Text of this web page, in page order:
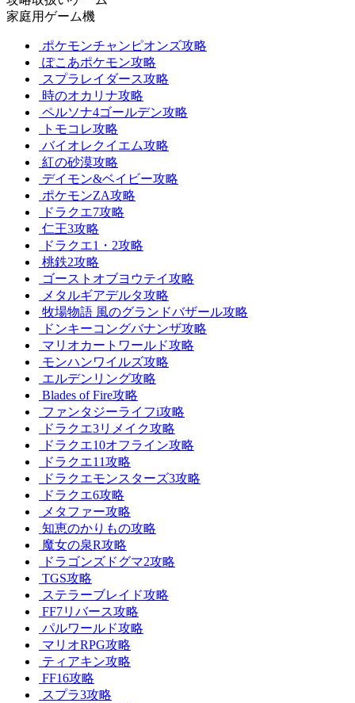
家庭用ゲーム機
ポケモンチャンピオンズ攻略
ぽこあポケモン攻略
スプラレイダース攻略
時のオカリナ攻略
ペルソナ4ゴールデン攻略
トモコレ攻略
バイオレクイエム攻略
紅の砂漠攻略
デイモン&ベイビー攻略
ポケモンZA攻略
ドラクエ7攻略
仁王3攻略
ドラクエ1・2攻略
桃鉄2攻略
ゴーストオブヨウテイ攻略
メタルギアデルタ攻略
牧場物語 風のグランドバザール攻略
ドンキーコングバナンザ攻略
マリオカートワールド攻略
モンハンワイルズ攻略
エルデンリング攻略
Blades of Fire攻略
ファンタジーライフi攻略
ドラクエ3リメイク攻略
ドラクエ10オフライン攻略
ドラクエ11攻略
ドラクエモンスターズ3攻略
ドラクエ6攻略
メタファー攻略
知恵のかりもの攻略
魔女の泉R攻略
ドラゴンズドグマ2攻略
TGS攻略
ステラーブレイド攻略
FF7リバース攻略
パルワールド攻略
マリオRPG攻略
ティアキン攻略
FF16攻略
スプラ3攻略